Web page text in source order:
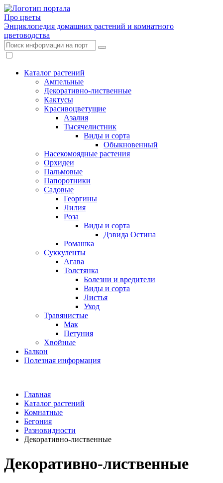
Про цветы
Энциклопедия домашних растений и комнатного
цветоводства
Каталог растений
Ампельные
Декоративно-лиственные
Кактусы
Красивоцветущие
Азалия
Тысячелистник
Виды и сорта
Обыкновенный
Насекомоядные растения
Орхидеи
Пальмовые
Папоротники
Садовые
Георгины
Лилия
Роза
Виды и сорта
Дэвида Остина
Ромашка
Суккуленты
Агава
Толстянка
Болезни и вредители
Виды и сорта
Листья
Уход
Травянистые
Мак
Петуния
Хвойные
Балкон
Полезная информация
Главная
Каталог растений
Комнатные
Бегония
Разновидности
Декоративно-лиственные
Декоративно-лиственные